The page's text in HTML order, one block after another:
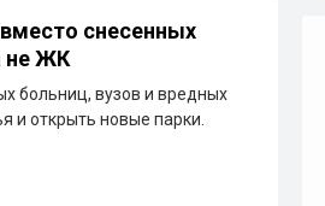
снесенных
не ЖК
больниц, вузов и вредных
и открыть новые парки.